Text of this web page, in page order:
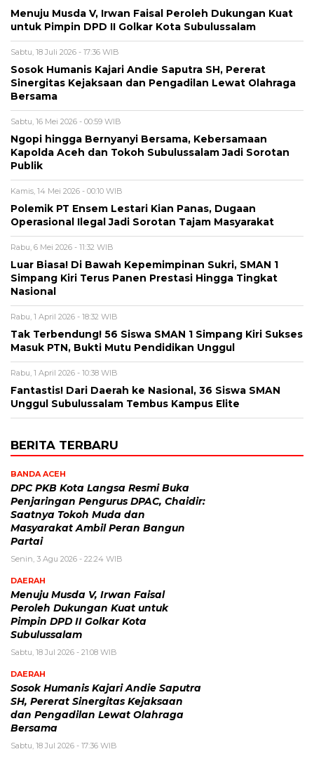
Menuju Musda V, Irwan Faisal Peroleh Dukungan Kuat
untuk Pimpin DPD II Golkar Kota Subulussalam
Sabtu, 18 Juli 2026 - 17:36 WIB
Sosok Humanis Kajari Andie Saputra SH, Pererat
Sinergitas Kejaksaan dan Pengadilan Lewat Olahraga
Bersama
Sabtu, 16 Mei 2026 - 00:59 WIB
Ngopi hingga Bernyanyi Bersama, Kebersamaan
Kapolda Aceh dan Tokoh Subulussalam Jadi Sorotan
Publik
Kamis, 14 Mei 2026 - 00:10 WIB
Polemik PT Ensem Lestari Kian Panas, Dugaan
Operasional Ilegal Jadi Sorotan Tajam Masyarakat
Rabu, 6 Mei 2026 - 11:32 WIB
Luar Biasa! Di Bawah Kepemimpinan Sukri, SMAN 1
Simpang Kiri Terus Panen Prestasi Hingga Tingkat
Nasional
Rabu, 1 April 2026 - 18:32 WIB
Tak Terbendung! 56 Siswa SMAN 1 Simpang Kiri Sukses
Masuk PTN, Bukti Mutu Pendidikan Unggul
Rabu, 1 April 2026 - 10:38 WIB
Fantastis! Dari Daerah ke Nasional, 36 Siswa SMAN
Unggul Subulussalam Tembus Kampus Elite
BERITA TERBARU
BANDA ACEH
DPC PKB Kota Langsa Resmi Buka
Penjaringan Pengurus DPAC, Chaidir:
Saatnya Tokoh Muda dan
Masyarakat Ambil Peran Bangun
Partai
Senin, 3 Agu 2026 - 22:24 WIB
DAERAH
Menuju Musda V, Irwan Faisal
Peroleh Dukungan Kuat untuk
Pimpin DPD II Golkar Kota
Subulussalam
Sabtu, 18 Jul 2026 - 21:08 WIB
DAERAH
Sosok Humanis Kajari Andie Saputra
SH, Pererat Sinergitas Kejaksaan
dan Pengadilan Lewat Olahraga
Bersama
Sabtu, 18 Jul 2026 - 17:36 WIB